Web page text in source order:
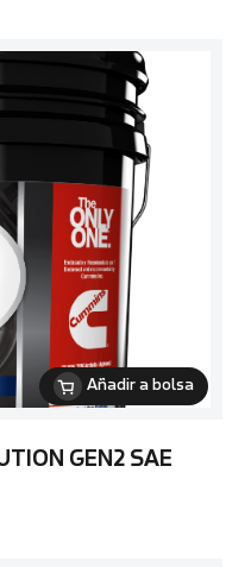
Añadir a bolsa
GEN2 SAE